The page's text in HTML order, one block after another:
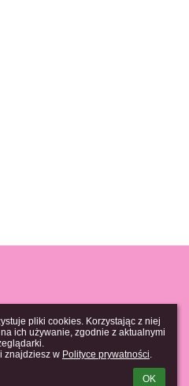
pliki cookies. Korzystając z niej
ich używanie, zgodnie z aktualnymi
znajdziesz w Polityce prywatności.
OK